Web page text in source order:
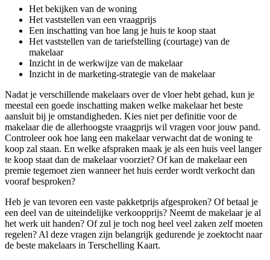
Het bekijken van de woning
Het vaststellen van een vraagprijs
Een inschatting van hoe lang je huis te koop staat
Het vaststellen van de tariefstelling (courtage) van de
makelaar
Inzicht in de werkwijze van de makelaar
Inzicht in de marketing-strategie van de makelaar
Nadat je verschillende makelaars over de vloer hebt gehad, kun je
meestal een goede inschatting maken welke makelaar het beste
aansluit bij je omstandigheden. Kies niet per definitie voor de
makelaar die de allerhoogste vraagprijs wil vragen voor jouw pand.
Controleer ook hoe lang een makelaar verwacht dat de woning te
koop zal staan. En welke afspraken maak je als een huis veel langer
te koop staat dan de makelaar voorziet? Of kan de makelaar een
premie tegemoet zien wanneer het huis eerder wordt verkocht dan
vooraf besproken?
Heb je van tevoren een vaste pakketprijs afgesproken? Of betaal je
een deel van de uiteindelijke verkoopprijs? Neemt de makelaar je al
het werk uit handen? Of zul je toch nog heel veel zaken zelf moeten
regelen? Al deze vragen zijn belangrijk gedurende je zoektocht naar
de beste makelaars in Terschelling Kaart.